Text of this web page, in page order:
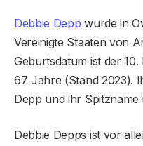
Debbie Depp wurde in
Vereinigte Staaten von
Geburtsdatum ist der
67 Jahre (Stand 2023).
Depp und ihr Spitzname
Debbie Depps ist vor